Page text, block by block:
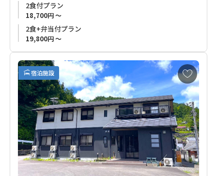
祖父母が営んでいたお茶畑を受け継いだオーナーが作るお茶
は、農薬不使用の栽培方法で茶葉まで食べられます。
また、管理栄養士の資格を持ち、ハワイで料理修行も経験。
お客様に提供する食事は自家製の野菜も使用したお茶農家なら
ではの体に優しいお茶料理。
ご希望のお客様はお茶の飲み比べも体験いただけます。※ご希
望の方は体験付きプランにてお申込みください。
本宮温泉エリア（湯の峰、川湯、渡瀬）から離れた場所ではあ
りますが、熊野本宮大社までの送迎もありご予約も安心。
熊野古道歩きでお越しのお客さま、田舎暮らしに興味をお持ち
のお客様にもオススメのお宿です。
2食付プラン
18,700円 ～
2食+弁当付プラン
19,800円 ～
宿泊施設
お
気
に
入
り
に
追
加